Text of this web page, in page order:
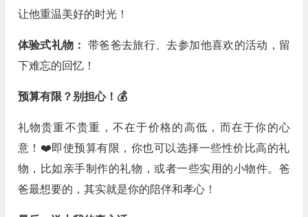
让他重温美好的时光！
体验式礼物：带爸爸去旅行、去参加他喜欢的活动，留
下难忘的回忆！
预算有限？别担心！💰
礼物贵重不贵重，不在于价格的高低，而在于你的心
意！❤️即使预算有限，你也可以选择一些性价比高的礼
物，比如亲手制作的礼物，或者一些实用的小物件。爸
爸最想要的，其实就是你的陪伴和孝心！